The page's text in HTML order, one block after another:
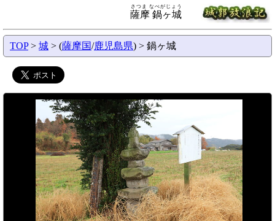
薩摩 鍋ヶ城
さつま なべがじょう
TOP> 城 > (薩摩国/鹿児島県) > 鍋ヶ城